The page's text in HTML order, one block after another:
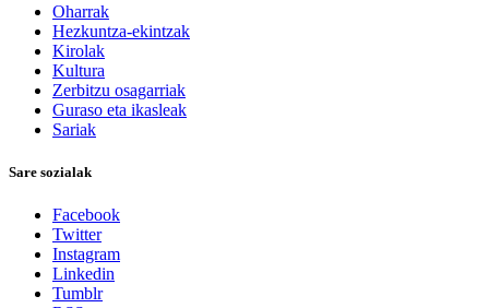
Oharrak
Hezkuntza-ekintzak
Kirolak
Kultura
Zerbitzu osagarriak
Guraso eta ikasleak
Sariak
Sare sozialak
Facebook
Twitter
Instagram
Linkedin
Tumblr